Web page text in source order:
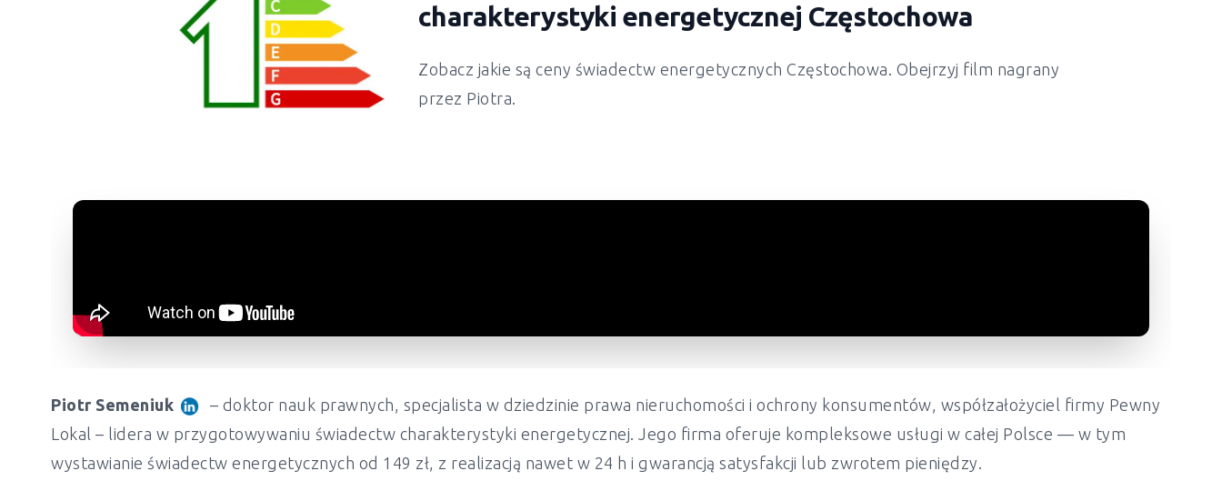
charakterystyki energetycznej Częstochowa
Zobacz jakie są ceny świadectw energetycznych Częstochowa. Obejrzyj film nagrany
przez Piotra.
Piotr Semeniuk
– doktor nauk prawnych, specjalista w dziedzinie prawa nieruchomości i ochrony konsumentów, współzałożyciel firmy Pewny
Lokal – lidera w przygotowywaniu świadectw charakterystyki energetycznej. Jego firma oferuje kompleksowe usługi w całej Polsce — w tym
wystawianie świadectw energetycznych od 149 zł, z realizacją nawet w 24 h i gwarancją satysfakcji lub zwrotem pieniędzy.